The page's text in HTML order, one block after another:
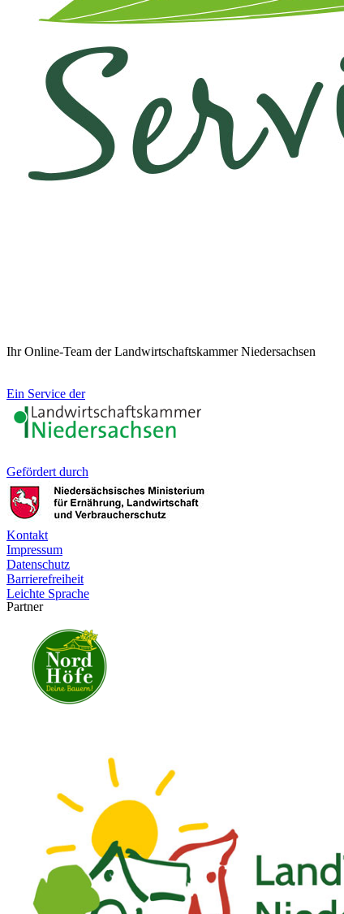
Ihr Online-Team der Landwirtschaftskammer Niedersachsen
Ein Service der
Gefördert durch
Kontakt
Impressum
Datenschutz
Barrierefreiheit
Leichte Sprache
Partner